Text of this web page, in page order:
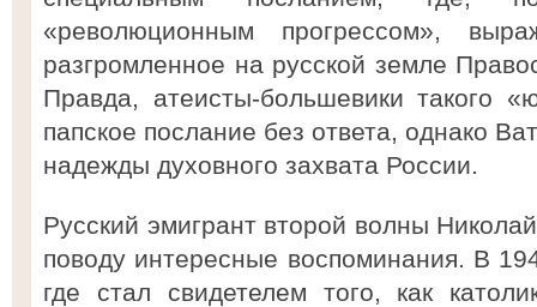
«революционным прогрессом»,
разгромленное на русской земле
Правда, атеисты-большевики такого
папское послание без ответа, однако
надежды духовного захвата России.
Русский эмигрант второй волны
поводу интересные воспоминания. В
где стал свидетелем того, как